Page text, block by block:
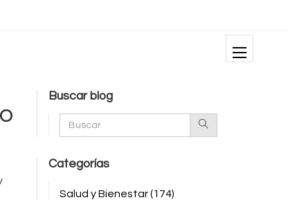
Buscar blog
Categorías
Salud y Bienestar(174)